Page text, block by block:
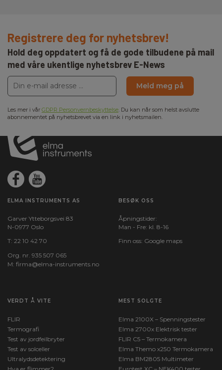
Registrere deg for nyhetsbrev!
Hold deg oppdatert og få de gode tilbudene på mail
med våre ukentlige nyhetsbrev E-News
Meld meg på
Les mer i vår GDPR Personvernbeskyttelse. Du kan når som helst avslutte
abonnementet på nyhetsbrevet via en link i nyhetsmailen.
ELMA INSTRUMENTS AS
Garver Ytteborgsvei 83
N-0977 Oslo
T: 22 10 42 70
Org. nr. 935 507 065
M: firma@elma-instruments.no​
BESØK OSS
Åpningstider:
Man - Fre: kl. 8-16
Finn oss: Google maps
VERDT Å VITE
FLIR
Termografi
Test av jordfeilbryter
Test av solceller
Ultralydsdetektering
MEST SOLGTE
Elma 2100X – Spenningstester
Elma 2700x Elektrisk tester
FLIR C5 – Termokamera
Elma Themo x250 Termokamera
Elma BM2805 Multimeter